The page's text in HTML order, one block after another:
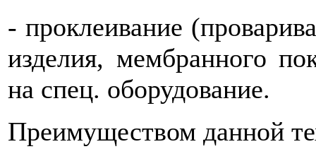
- проклеивание
изделия, мембранного
на спец. оборудование.
Преимуществом данной